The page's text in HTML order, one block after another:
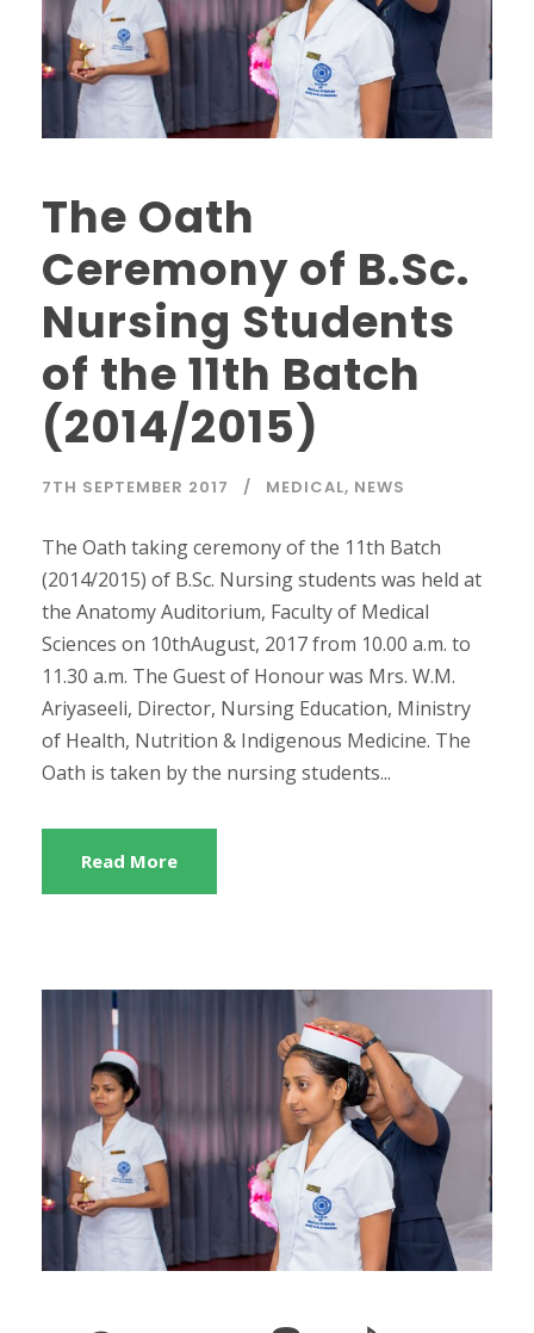
The Oath
Ceremony of B.Sc.
Nursing Students
of the 11th Batch
(2014/2015)
7TH SEPTEMBER 2017 MEDICAL, NEWS
The Oath taking ceremony of the 11th Batch
(2014/2015) of B.Sc. Nursing students was held at
the Anatomy Auditorium, Faculty of Medical
Sciences on 10thAugust, 2017 from 10.00 a.m. to
11.30 a.m. The Guest of Honour was Mrs. W.M.
Ariyaseeli, Director, Nursing Education, Ministry
of Health, Nutrition & Indigenous Medicine. The
Oath is taken by the nursing students...
Read More